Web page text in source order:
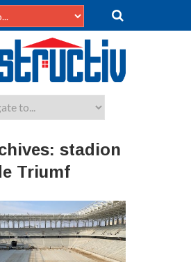
stadion
Triumf